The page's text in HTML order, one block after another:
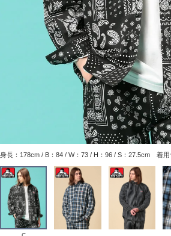
身長：178cm / B：84 / W：73 / H：96 / S：27.5cm 着用